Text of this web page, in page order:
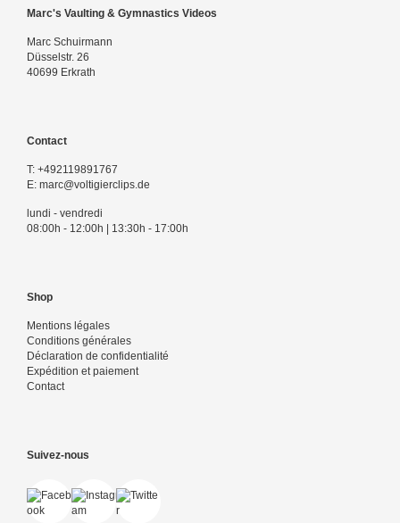
Marc's Vaulting & Gymnastics Videos
Marc Schuirmann
Düsselstr. 26
40699 Erkrath
Contact
T: +492119891767
E: marc@voltigierclips.de
lundi - vendredi
08:00h - 12:00h | 13:30h - 17:00h
Shop
Mentions légales
Conditions générales
Déclaration de confidentialité
Expédition et paiement
Contact
Suivez-nous